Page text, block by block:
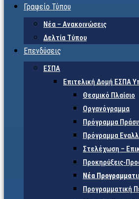
Γραφείο Τύπου
Νέα – Ανακοινώσεις
Δελτία Τύπου
Επενδύσεις
ΕΣΠΑ
Επιτελική Δομή ΕΣΠΑ
Θεσμικό Πλαίσιο
Οργανόγραμμα
Πρόγραμμα
Πρόγραμμα
Στελέχωση –
Προκηρύξεις-
Νέα
Προγραμματική